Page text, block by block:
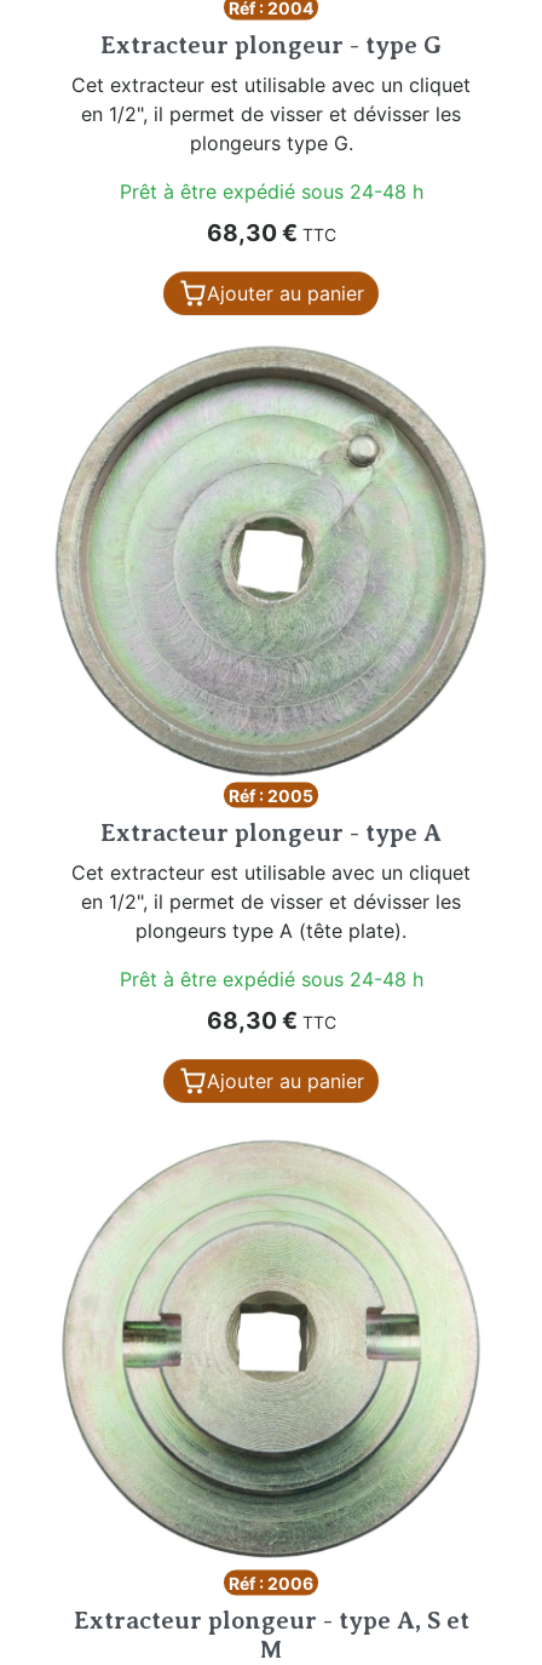
Réf : 2004
Extracteur plongeur - type G
Cet extracteur est utilisable avec un cliquet
en 1/2", il permet de visser et dévisser les
plongeurs type G.
Prêt à être expédié sous 24-48 h
Prix
68,30 € TTC
Ajouter au panier
Réf : 2005
Extracteur plongeur - type A
Cet extracteur est utilisable avec un cliquet
en 1/2", il permet de visser et dévisser les
plongeurs type A (tête plate).
Prêt à être expédié sous 24-48 h
Prix
68,30 € TTC
Ajouter au panier
Réf : 2006
Extracteur plongeur - type A, S et
M